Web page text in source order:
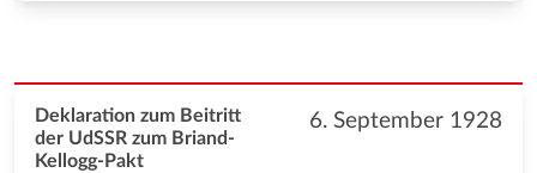
6. September 1928
Deklaration zum Beitritt
der UdSSR zum Briand-
Kellogg-Pakt